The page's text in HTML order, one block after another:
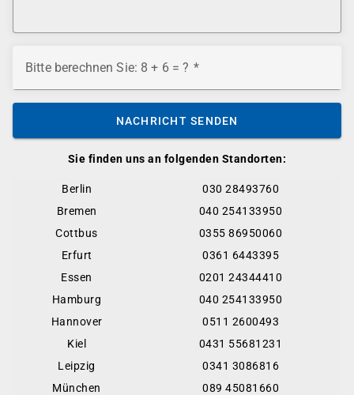
Sie finden uns an folgenden Standorten:
Berlin
030 28493760
Bremen
040 254133950
Cottbus
0355 86950060
Erfurt
0361 6443395
Essen
0201 24344410
Hamburg
040 254133950
Hannover
0511 2600493
Kiel
0431 55681231
Leipzig
0341 3086816
München
089 45081660
Bitte berechnen Sie: 8 + 6 = ?
NACHRICHT SENDEN